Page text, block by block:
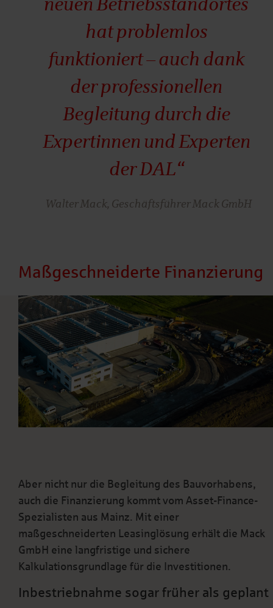
hat problemlos
funktioniert – auch dank
der professionellen
Begleitung durch die
Expertinnen und Experten
der DAL“
Walter Mack, Geschäftsführer Mack GmbH
Maßgeschneiderte Finanzierung
Aber nicht nur die Begleitung des Bauvorhabens,
auch die Finanzierung kommt vom Asset-Finance-
Spezialisten aus Mainz. Mit einer
maßgeschneiderten Leasinglösung erhält die Mack
GmbH eine langfristige und sichere
Kalkulationsgrundlage für die Investitionen.
Inbestriebnahme sogar früher als geplant